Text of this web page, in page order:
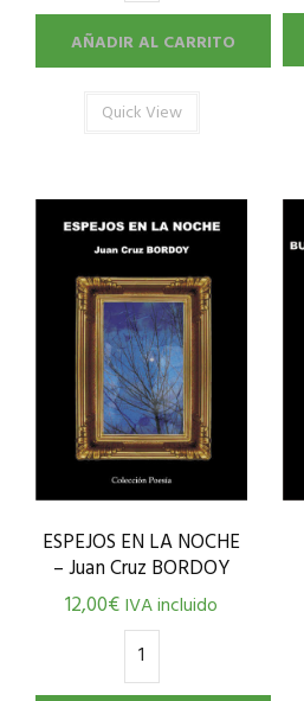
AÑADIR AL CARRITO
Quick View
ESPEJOS EN LA NOCHE
– Juan Cruz BORDOY
12,00€IVA incluido